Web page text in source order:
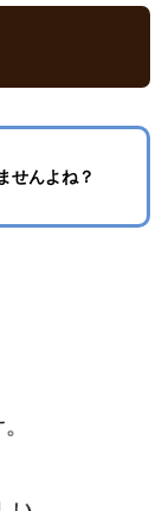
せんよね？